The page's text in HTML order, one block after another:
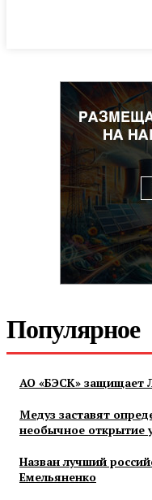
Популярное
АО «БЭСК» защищает
Медуз заставят
необычное открытие
Назван лучший
Емельяненко